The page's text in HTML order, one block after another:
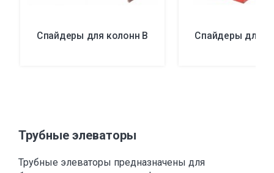
Спайдеры для колонн B Спайдеры для
Трубные элеваторы
Трубные элеваторы предназначены для